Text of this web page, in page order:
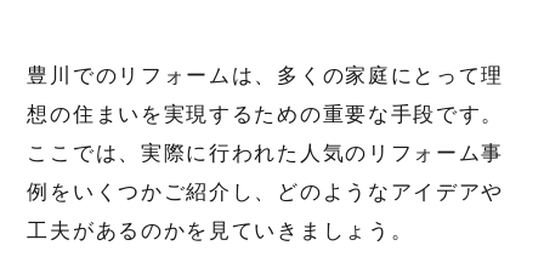
豊川でのリフォームは、多くの家庭にとって理
想の住まいを実現するための重要な手段です。
ここでは、実際に行われた人気のリフォーム事
例をいくつかご紹介し、どのようなアイデアや
工夫があるのかを見ていきましょう。